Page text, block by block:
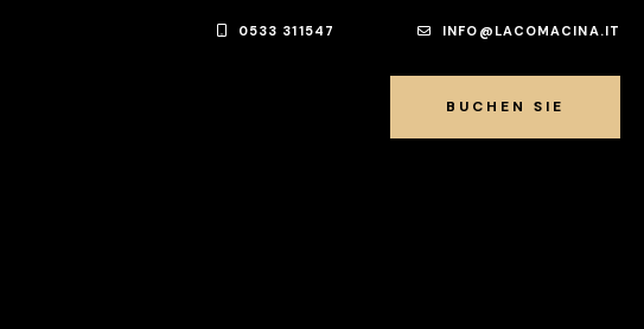
0533 311547 INFO@LACOMACINA.IT
BUCHEN SIE
BUCHEN SIE